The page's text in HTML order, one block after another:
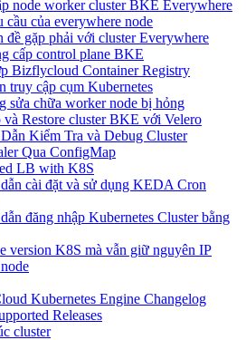
node worker cluster BKE Everywhere
cầu của everywhere node
đề gặp phải với cluster Everywhere
cấp control plane BKE
Bizflycloud Container Registry
truy cập cụm Kubernetes
sửa chữa worker node bị hỏng
và Restore cluster BKE với Velero
Kiểm Tra và Debug Cluster
Qua ConfigMap
LB with K8S
cài đặt và sử dụng KEDA Cron
đăng nhập Kubernetes Cluster bằng
version K8S mà vẫn giữ nguyên IP
Kubernetes Engine Changelog
Releases
cluster